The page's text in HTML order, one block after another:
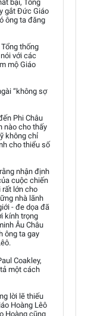
bại, Tổng
gắt Đức Giáo
ông ta đăng
thống
với các
mộ Giáo
“không sợ
Phi Châu
nào cho thấy
không chỉ
cho thiểu số
nhận định
cuộc chiến
rất lớn cho
nhà lãnh
- đe dọa đã
kính trọng
Âu Châu
ông ta gay
Coakley,
một cách
lời lẽ thiếu
Hoàng Lêô
Hoàng cũng